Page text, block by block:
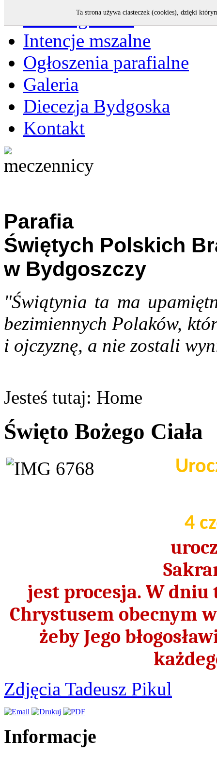
Strona główna
Intencje mszalne
Ogłoszenia parafialne
Galeria
Diecezja Bydgoska
Kontakt
Parafia
Świętych Polskich
w Bydgoszczy
"Świątynia ta ma
bezimiennych Polaków,
i ojczyznę, a nie zostali
Jesteś tutaj: Home
Święto Bożego Ciała
4
jest procesja. W
Chrystusem obecnym
żeby Jego
Zdjęcia Tadeusz Pikul
Informacje
Ta strona używa ciasteczek (cookies), dzięki